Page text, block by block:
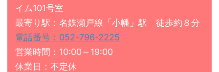
イム101号室
最寄り駅：名鉄瀬戸線「小幡」駅 徒歩約８分
電話番号：052-796-2225
営業時間：10:00～19:00
休業日：不定休